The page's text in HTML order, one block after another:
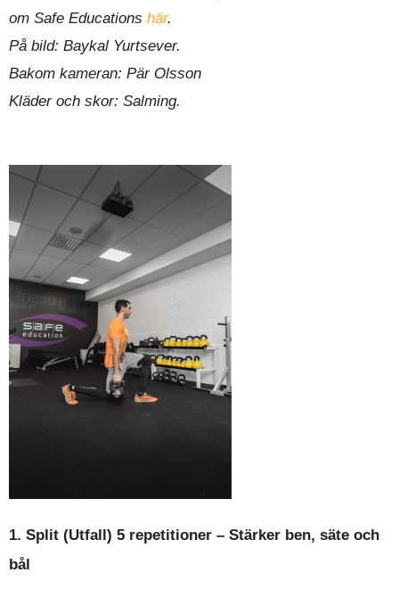
om Safe Educations här.
På bild: Baykal Yurtsever.
Bakom kameran: Pär Olsson
Kläder och skor: Salming.
1. Split (Utfall) 5 repetitioner – Stärker ben, säte och
bål